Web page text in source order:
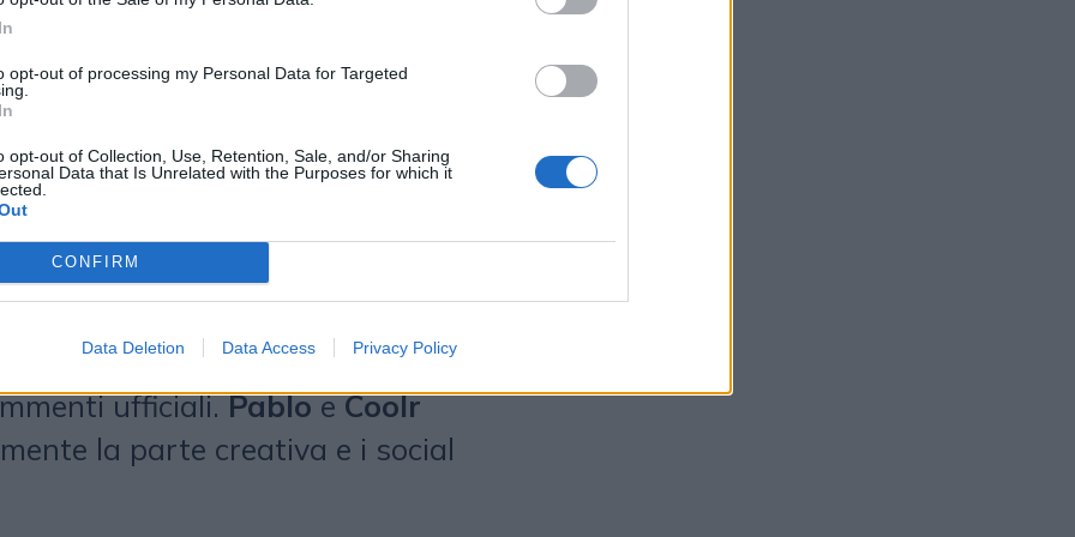
opt-out of processing my Personal Data for Targeted
opt-out of Collection, Use, Retention, Sale, and/or Sharing
Data that Is Unrelated with the Purposes for which it
CONFIRM
Data Deletion Data Access Privacy Policy
Medio Oriente e dell’Asia.
revisione media, all’inizio del
anche una gara per il
digital, supportata dalla
Ingenuity+. Al momento, il
e l’elenco ufficiale delle
stato reso pubblico. Alcuni
coinvolgimento nella gara
i rappresentanti del gruppo non
ufficiali.PabloeCoolr
la parte creativa e i social